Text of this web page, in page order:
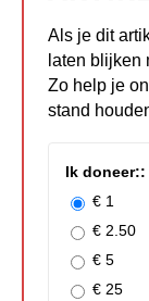
Als je dit
laten blijken
Zo help je
stand
Ik doneer::
€ 1
€ 2.50
€ 5
€ 25